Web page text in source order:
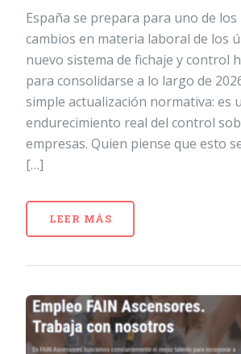
España se prepara para uno de los
cambios en materia laboral de los
nuevo sistema de fichaje y control
para consolidarse a lo largo de
simple actualización normativa: es
endurecimiento real del control
empresas. Quien piense que esto
[…]
LEER MÁS